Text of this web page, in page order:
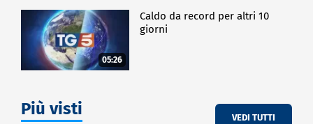
05:26
Caldo da record per altri 10
giorni
Più visti VEDI TUTTI